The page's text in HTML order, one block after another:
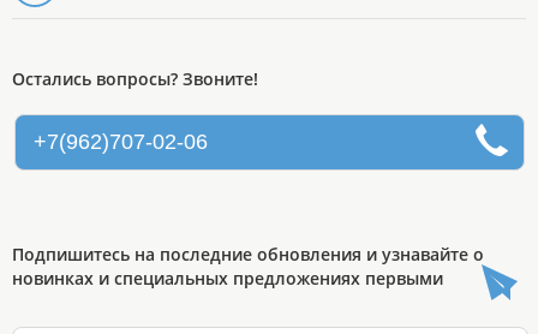
Остались вопросы? Звоните!
+7(962)707-02-06
Подпишитесь на последние обновления и узнавайте о
новинках и специальных предложениях первыми